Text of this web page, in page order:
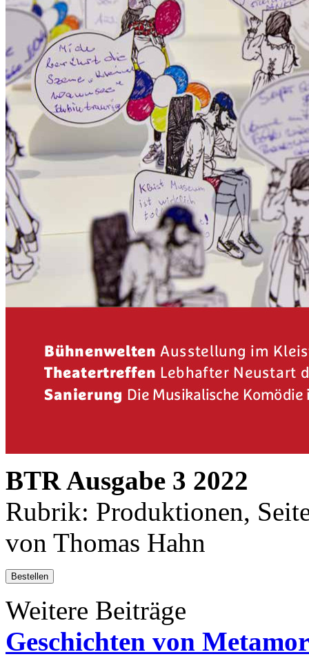
BTR Ausgabe 3 2022
Rubrik: Produktionen,
von Thomas Hahn
Bestellen
Weitere Beiträge
Geschichten von